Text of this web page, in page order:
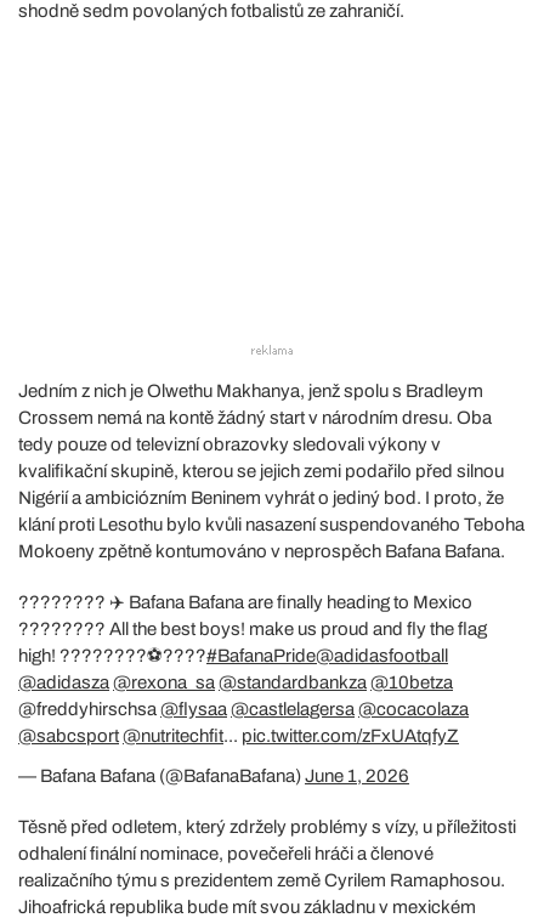
shodně sedm povolaných fotbalistů ze zahraničí.
Jedním z nich je Olwethu Makhanya, jenž spolu s Bradleym
Crossem nemá na kontě žádný start v národním dresu. Oba
tedy pouze od televizní obrazovky sledovali výkony v
kvalifikační skupině, kterou se jejich zemi podařilo před silnou
Nigérií a ambiciózním Beninem vyhrát o jediný bod. I proto, že
klání proti Lesothu bylo kvůli nasazení suspendovaného Teboha
Mokoeny zpětně kontumováno v neprospěch Bafana Bafana.
???????? ✈️ Bafana Bafana are finally heading to Mexico
???????? All the best boys! make us proud and fly the flag
high! ????????⚽????#BafanaPride@adidasfootball
@adidasza @rexona_sa @standardbankza @10betza
@freddyhirschsa @flysaa @castlelagersa @cocacolaza
@sabcsport@nutritechfit... pic.twitter.com/zFxUAtqfyZ
— Bafana Bafana (@BafanaBafana)June 1, 2026
Těsně před odletem, který zdržely problémy s vízy, u příležitosti
odhalení finální nominace, povečeřeli hráči a členové
realizačního týmu s prezidentem země Cyrilem Ramaphosou.
Jihoafrická republika bude mít svou základnu v mexickém